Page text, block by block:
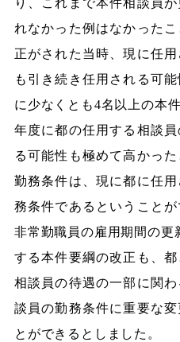
り、これまで本件相談員
れなかった例はなかった
正がされた当時、現に任
も引き続き任用される可
に少なくとも4名以上の本
年度に都の任用する相談
る可能性も極めて高かっ
勤務条件は、現に都に任
務条件であるということ
非常勤職員の雇用期間の更
する本件要綱の改正も、
相談員の待遇の一部に関
談員の勤務条件に重要な
とができるとしました。